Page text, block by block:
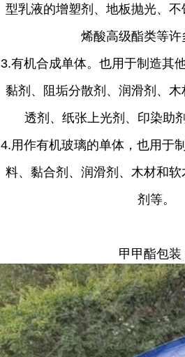
型乳液的增塑剂、地板抛光、
烯酸高级酯类等许
3.有机合成单体。也用于制造其
黏剂、阻垢分散剂、润滑剂、
透剂、纸张上光剂、印染助
4.用作有机玻璃的单体，也用于
料、黏合剂、润滑剂、木材和
剂等。
甲甲酯包装